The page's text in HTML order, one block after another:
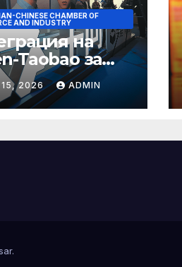
CHINESE CHAMBER OF
AND INDUSTRY
на
Taobao за
на
618
15, 2026 ADMIN
.